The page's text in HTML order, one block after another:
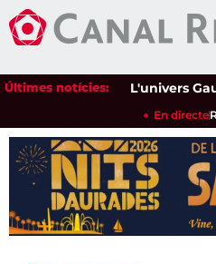
Últimes notícies:L'univers Gaudí,
En directe